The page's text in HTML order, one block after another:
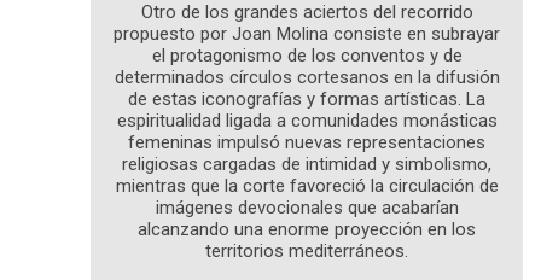
Otro de los grandes aciertos del recorrido
propuesto por Joan Molina consiste en subrayar
el protagonismo de los conventos y de
determinados círculos cortesanos en la difusión
de estas iconografías y formas artísticas. La
espiritualidad ligada a comunidades monásticas
femeninas impulsó nuevas representaciones
religiosas cargadas de intimidad y simbolismo,
mientras que la corte favoreció la circulación de
imágenes devocionales que acabarían
alcanzando una enorme proyección en los
territorios mediterráneos.